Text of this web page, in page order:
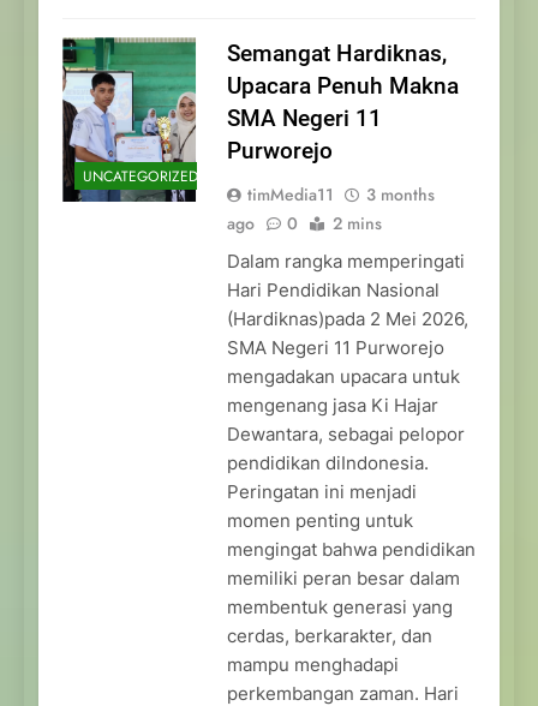
UNCATEGORIZED
Semangat Hardiknas,
Upacara Penuh Makna
SMA Negeri 11
Purworejo
timMedia11
3 months
ago
0 2 mins
Dalam rangka memperingati
Hari Pendidikan Nasional
(Hardiknas)pada 2 Mei 2026,
SMA Negeri 11 Purworejo
mengadakan upacara untuk
mengenang jasa Ki Hajar
Dewantara, sebagai pelopor
pendidikan diIndonesia.
Peringatan ini menjadi
momen penting untuk
mengingat bahwa pendidikan
memiliki peran besar dalam
membentuk generasi yang
cerdas, berkarakter, dan
mampu menghadapi
perkembangan zaman. Hari